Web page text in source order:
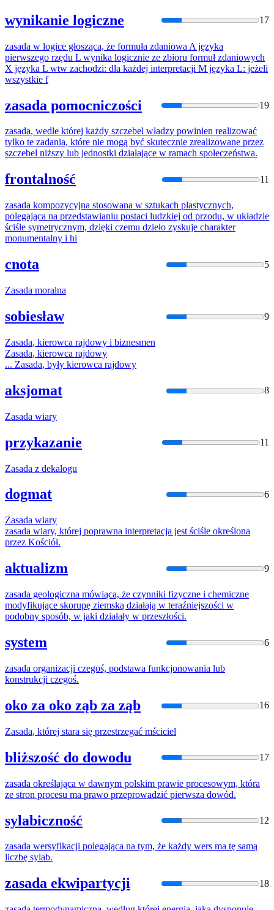
wynikanie logiczne 17
zasada w logice głosząca, że formuła zdaniowa A języka
pierwszego rzędu L wynika logicznie ze zbioru formuł zdaniowych
X języka L wtw zachodzi: dla każdej interpretacji M języka L: jeżeli
wszystkie f
zasada pomocniczości 19
zasada, wedle której każdy szczebel władzy powinien realizować
tylko te zadania, które nie mogą być skutecznie zrealizowane przez
szczebel niższy lub jednostki działające w ramach społeczeństwa.
frontalność 11
zasada kompozycyjna stosowana w sztukach plastycznych,
polegająca na przedstawianiu postaci ludzkiej od przodu, w układzie
ściśle symetrycznym, dzięki czemu dzieło zyskuje charakter
monumentalny i hi
cnota 5
Zasada moralna
sobiesław 9
Zasada, kierowca rajdowy i biznesmen
Zasada, kierowca rajdowy
... Zasada, były kierowca rajdowy
aksjomat 8
Zasada wiary
przykazanie 11
Zasada z dekalogu
dogmat 6
Zasada wiary
zasada wiary, której poprawna interpretacja jest ściśle określona
przez Kościół.
aktualizm 9
zasada geologiczna mówiąca, że czynniki fizyczne i chemiczne
modyfikujące skorupę ziemską działają w teraźniejszości w
podobny sposób, w jaki działały w przeszłości.
system 6
zasada organizacji czegoś, podstawa funkcjonowania lub
konstrukcji czegoś.
oko za oko ząb za ząb 16
Zasada, której stara się przestrzegać mściciel
bliższość do dowodu 17
zasada określająca w dawnym polskim prawie procesowym, która
ze stron procesu ma prawo przeprowadzić pierwsza dowód.
sylabiczność 12
zasada wersyfikacji polegająca na tym, że każdy wers ma tę samą
liczbę sylab.
zasada ekwipartycji 18